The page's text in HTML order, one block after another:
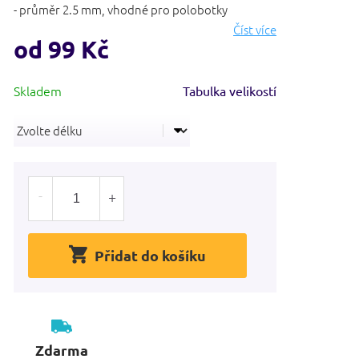
- průměr 2.5 mm, vhodné pro polobotky
Číst více
od99 Kč
cena:
Tabulka velikostí
Přidat do košíku
Zdarma